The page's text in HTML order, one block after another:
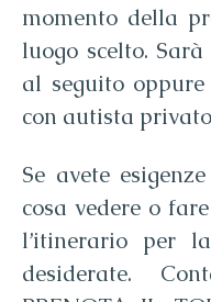
momento della
luogo scelto.
al seguito
con autista
Se avete
cosa vedere o
l’itinerario per
desiderate.